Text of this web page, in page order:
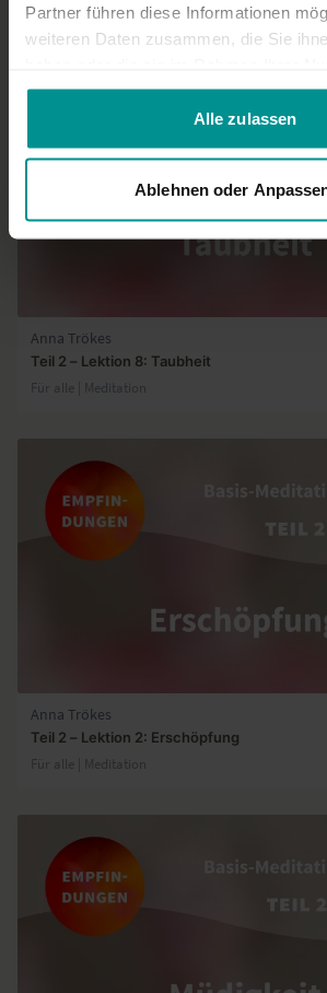
Partner führen diese Informationen
weiteren Daten zusammen, die Sie
gesammelt haben.
Alle zulassen
Ablehnen oder
Ähnliche Videos
Anna Trökes
Teil 2 – Lektion 8: Taubheit
Für alle | Meditation
Anna Trökes
Teil 2 – Lektion 2: Erschöpfung
Für alle | Meditation